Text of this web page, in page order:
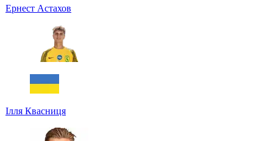
Ернест Астахов
Ілля Квасниця